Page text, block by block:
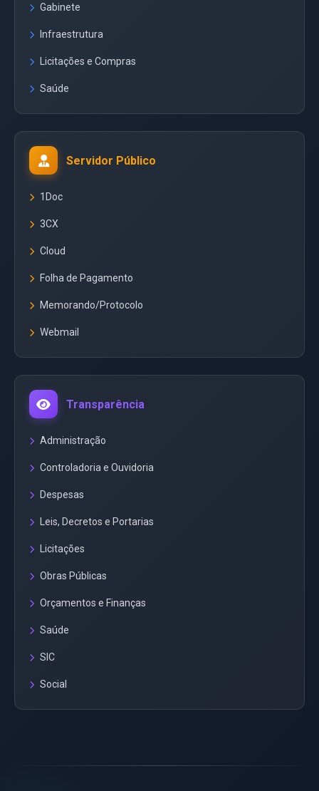
Gabinete
Infraestrutura
Licitações e Compras
Saúde
Servidor Público
1Doc
3CX
Cloud
Folha de Pagamento
Memorando/Protocolo
Webmail
Transparência
Administração
Controladoria e Ouvidoria
Despesas
Leis, Decretos e Portarias
Licitações
Obras Públicas
Orçamentos e Finanças
Saúde
SIC
Social